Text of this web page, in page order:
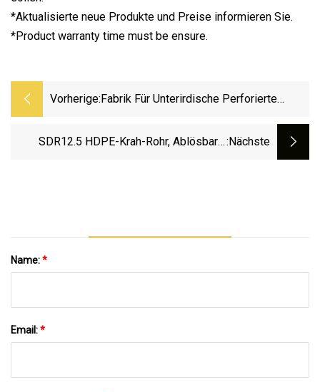
*Aktualisierte neue Produkte und Preise informieren Sie.
*Product warranty time must be ensure.
Vorherige: Fabrik Für Unterirdische Perforierte
SDR12.5 HDPE-Krah-Rohr, Ablösbare,:nächste
Name:*
Email:*